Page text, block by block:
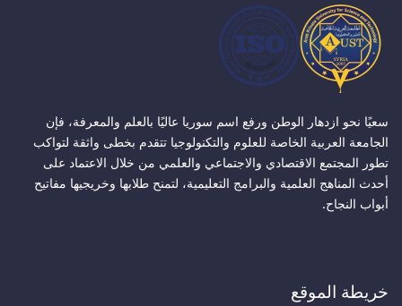
سعيًا نحو ازدهار الوطن ورفع اسم سوريا عاليًا بالعلم والمعرفة، فإن
الجامعة العربية الخاصة للعلوم والتكنولوجيا تتقدم بخطى واثقة لتواكب
تطور المجتمع الاقتصادي والاجتماعي والعلمي من خلال الاعتماد على
أحدث المناهج العلمية والبرامج التعليمية، لتمنح طلابها وخريجيها مفاتيح
أبواب النجاح.
خريطة الموقع